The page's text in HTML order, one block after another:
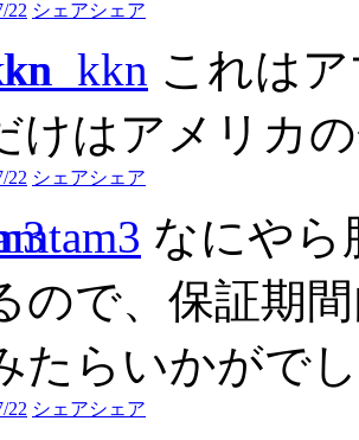
22 シェアシェア
これは
けはアメリカ
22 シェアシェア
なにやら
ので、保証期
たらいかがで
22 シェアシェア